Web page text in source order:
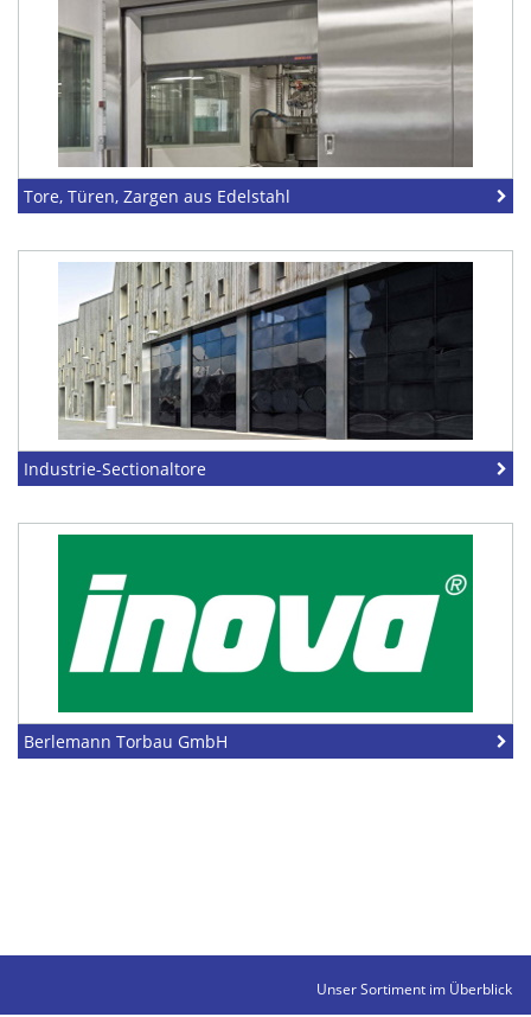
Tore, Türen, Zargen aus Edelstahl
Industrie-Sectionaltore
Berlemann Torbau GmbH
Unser Sortiment im Überblick